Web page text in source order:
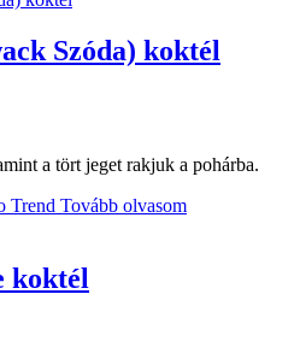
Szóda) koktél
a tört jeget rakjuk a pohárba.
Trend Tovább olvasom
koktél